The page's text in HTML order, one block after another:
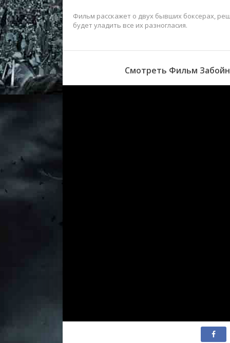
Фильм расскажет о двух бывших боксерах,
будет уладить все их разногласия.
Смотреть Фильм